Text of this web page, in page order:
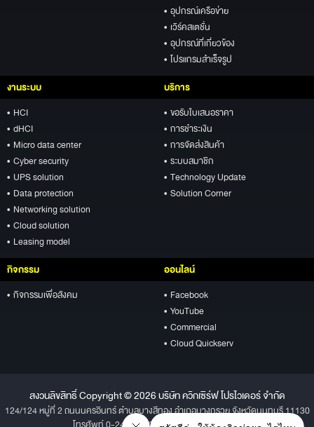
• อุปกรณ์เครือข่าย
• เวิร์คสเตชั่น
• อุปกรณ์ที่เกี่ยวข้อง
• โปรแกรมสำเร็จรูป
งานระบบ
• HCI
• dHCI
• Micro data center
• Cyber security
• UPS solution
• Data protection
• Networking solution
• Cloud solution
• Leasing model
บริการ
• ขอรับใบเสนอราคา
• การชำระเงิน
• การจัดส่งสินค้า
• ระบบสมาชิก
• Technology Update
• Solution Corner
กิจกรรม
• กิจกรรมเพื่อสังคม
ออนไลน์
• Facebook
• YouTube
• Commercial
• Cloud Quickserv
สงวนลิขสิทธิ์ Copyright © 2026 บริษัท ควิกเซิร์ฟ โปรไวเดอร์ จำกัด
124/124 หมู่ที่ 2 ถนนนครอินทร์ ตำบลบางสีทอง อำเภอบางกรวย จังหวัดนนทบุรี 11130